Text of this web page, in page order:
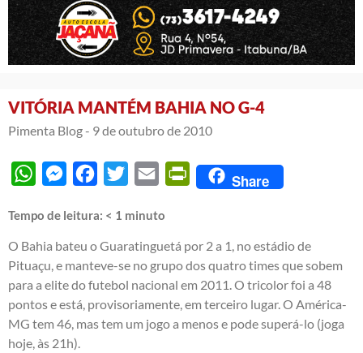
VITÓRIA MANTÉM BAHIA NO G-4
Pimenta Blog - 9 de outubro de 2010
WhatsAppMessengerFacebook
Twitter Email PrintFriendly
Share
Tempo de leitura: < 1 minuto
O Bahia bateu o Guaratinguetá por 2 a 1, no estádio de
Pituaçu, e manteve-se no grupo dos quatro times que sobem
para a elite do futebol nacional em 2011. O tricolor foi a 48
pontos e está, provisoriamente, em terceiro lugar. O América-
MG tem 46, mas tem um jogo a menos e pode superá-lo (joga
hoje, às 21h).